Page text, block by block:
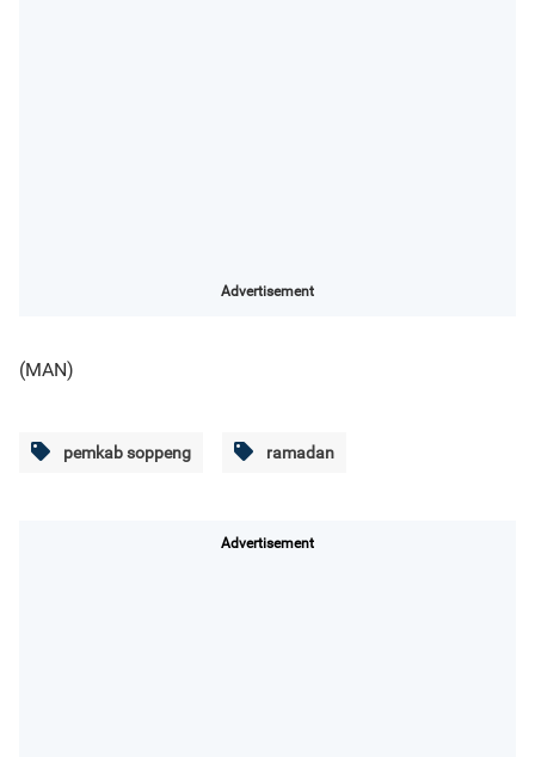
Advertisement
(MAN)
pemkab soppeng ramadan
Advertisement